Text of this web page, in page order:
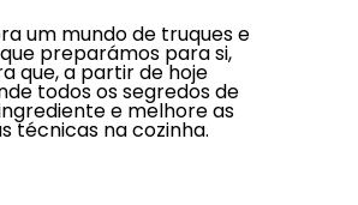
um mundo de truques e
preparámos para si,
que, a partir de hoje
todos os segredos de
e melhore as
técnicas na cozinha.